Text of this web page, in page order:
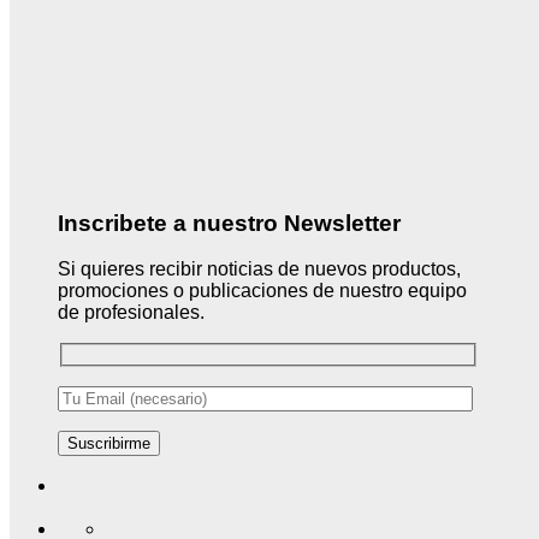
Inscribete a nuestro Newsletter
Si quieres recibir noticias de nuevos productos,
promociones o publicaciones de nuestro equipo
de profesionales.